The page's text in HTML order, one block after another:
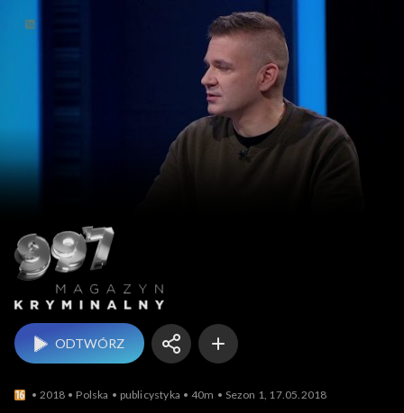
Magazyn kryminalny
ODTWÓRZ
2018 Polska publicystyka 40m Sezon 1, 17.05.2018